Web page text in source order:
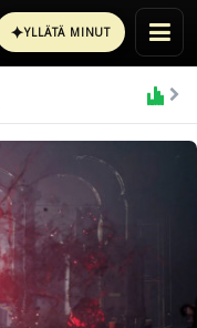
✦YLLÄTÄ MINUT